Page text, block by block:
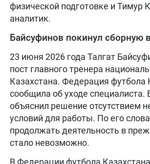
физической подготовке и Тимур
аналитик.
Байсуфинов покинул сборную
23 июня 2026 года Талгат
пост главного тренера
Казахстана. Федерация футбола
сообщила об уходе специалиста.
объяснил решение отсутствием
условий для работы. По его
продолжать деятельность в
стало невозможно.
В Федерации футбола